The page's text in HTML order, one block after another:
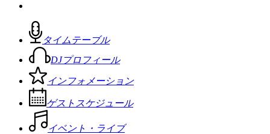
タイムテーブル
DJプロフィール
インフォメーション
ゲストスケジュール
イベント・ライブ